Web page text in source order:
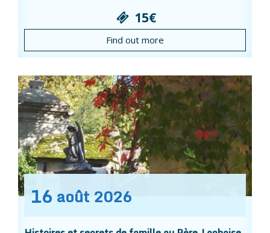
15€
Find out more
16 août 2026